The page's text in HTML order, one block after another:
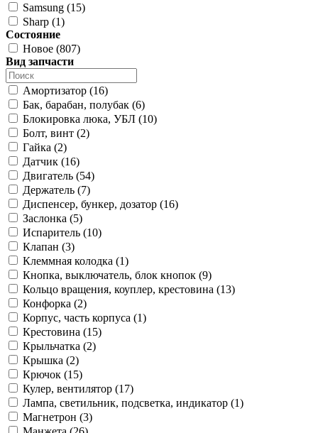
Samsung (15)
Sharp (1)
Состояние
Новое (807)
Вид запчасти
Амортизатор (16)
Бак, барабан, полубак (6)
Блокировка люка, УБЛ (10)
Болт, винт (2)
Гайка (2)
Датчик (16)
Двигатель (54)
Держатель (7)
Диспенсер, бункер, дозатор (16)
Заслонка (5)
Испаритель (10)
Клапан (3)
Клеммная колодка (1)
Кнопка, выключатель, блок кнопок (9)
Кольцо вращения, коуплер, крестовина (13)
Конфорка (2)
Корпус, часть корпуса (1)
Крестовина (15)
Крыльчатка (2)
Крышка (2)
Крючок (15)
Кулер, вентилятор (17)
Лампа, светильник, подсветка, индикатор (1)
Магнетрон (3)